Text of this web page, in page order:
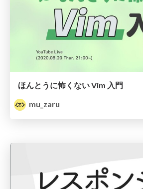
ほんとうに怖くない Vim 入門
mu_zaru